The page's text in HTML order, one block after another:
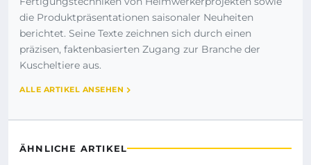
die Produktpräsentationen saisonaler Neuheiten
berichtet. Seine Texte zeichnen sich durch einen
präzisen, faktenbasierten Zugang zur Branche der
Kuscheltiere aus.
ALLE ARTIKEL ANSEHEN
ÄHNLICHE ARTIKEL